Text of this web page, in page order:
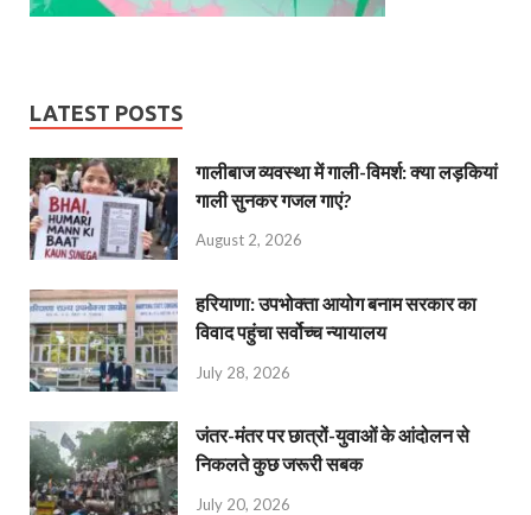
LATEST POSTS
गालीबाज व्‍यवस्‍था में गाली-विमर्श: क्या लड़कियां
गाली सुनकर गजल गाएं?
August 2, 2026
हरियाणा: उपभोक्ता आयोग बनाम सरकार का
विवाद पहुंचा सर्वोच्च न्यायालय
July 28, 2026
जंतर-मंतर पर छात्रों-युवाओं के आंदोलन से
निकलते कुछ जरूरी सबक
July 20, 2026